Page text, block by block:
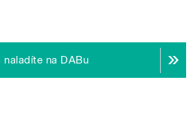
naladíte na DABu